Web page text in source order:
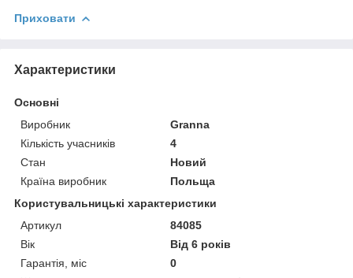
Приховати
Характеристики
Основні
Виробник
Granna
Кількість учасників
4
Стан
Новий
Країна виробник
Польща
Користувальницькі характеристики
Артикул
84085
Вік
Від 6 років
Гарантія, міс
0